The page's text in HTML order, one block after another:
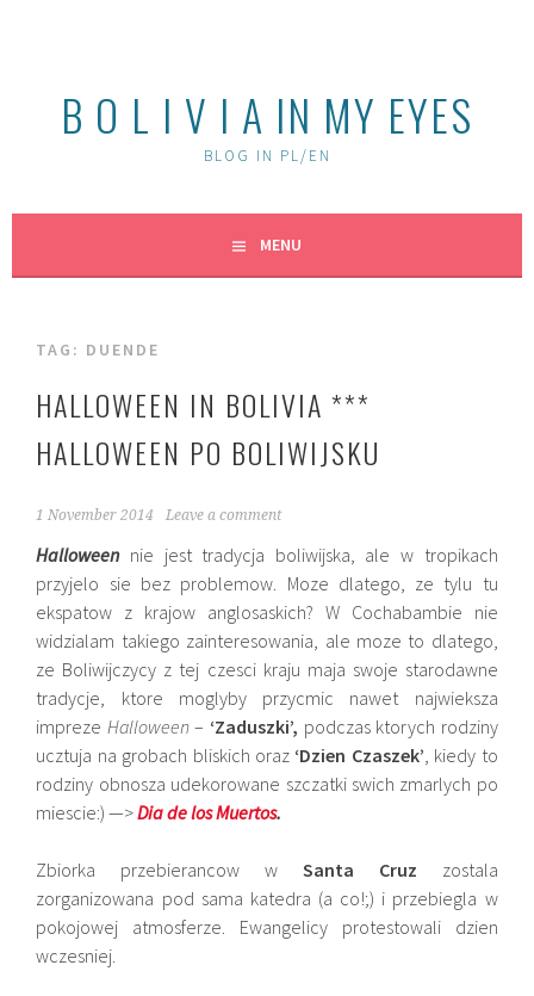
B O L I V I A IN MY EYES
BLOG IN PL/EN
MENU
TAG: DUENDE
HALLOWEEN IN BOLIVIA ***
HALLOWEEN PO BOLIWIJSKU
1 November 2014 Leave a comment
Halloweennie jest tradycja boliwijska, ale w tropikach
przyjelo sie bez problemow. Moze dlatego, ze tylu tu
ekspatow z krajow anglosaskich? W Cochabambie nie
widzialam takiego zainteresowania, ale moze to dlatego,
ze Boliwijczycy z tej czesci kraju maja swoje starodawne
tradycje, ktore moglyby przycmic nawet najwieksza
impreze Halloween– ‘Zaduszki’, podczas ktorych rodziny
ucztuja na grobach bliskich oraz ‘Dzien Czaszek’, kiedy to
rodziny obnosza udekorowane szczatki swich zmarlych po
miescie:) —>Dia de los Muertos.
Zbiorka przebierancow w Santa Cruz zostala
zorganizowana pod sama katedra (a co!;) i przebiegla w
pokojowej atmosferze. Ewangelicy protestowali dzien
wczesniej.